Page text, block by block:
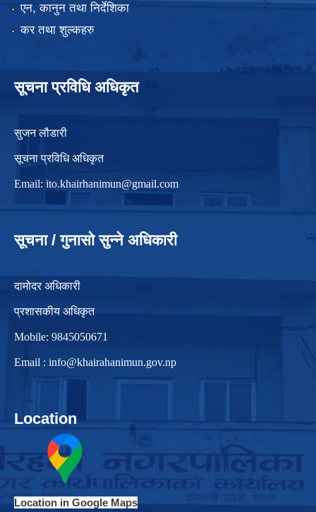
एन, कानुन तथा निर्देशिका
कर तथा शुल्कहरु
सूचना प्रविधि अधिकृत
सुजन लौडारी
सूचना प्रविधि अधिकृत
Email: ito.khairhanimun@gmail.com
सूचना / गुनासो सुन्ने अधिकारी
दामोदर अधिकारी
प्रशासकीय अधिकृत
Mobile: 9845050671
Email : info@khairahanimun.gov.np
Location
Location in Google Maps